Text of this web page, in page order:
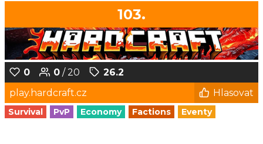
103.
0 0 / 20
26.2
play.hardcraft.cz
Hlasovat
Survival PvP Economy Factions Eventy